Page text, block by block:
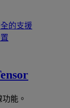
的支援
能。